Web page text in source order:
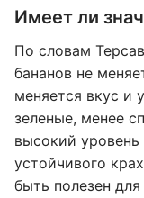
Имеет ли
По словам
бананов не
меняется вкус и
зеленые, менее
высокий
устойчивого
быть полезен